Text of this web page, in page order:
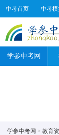
中考首页 中考模
学参中考网
学参中考网 > 教育